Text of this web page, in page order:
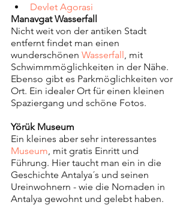
Devlet Agorasi
Manavgat Wasserfall
Nicht weit von der antiken Stadt
entfernt findet man einen
wunderschönen Wasserfall , mit
Schwimmmöglichkeiten in der Nähe.
Ebenso gibt es Parkmöglichkeiten vor
Ort. Ein idealer Ort für einen kleinen
Spaziergang und schöne Fotos.
Yörük Museum
Ein kleines aber sehr interessantes
Museum , mit gratis Einritt und
Führung. Hier taucht man ein in die
Geschichte Antalya´s und seinen
Ureinwohnern - wie die Nomaden in
Antalya gewohnt und gelebt haben.